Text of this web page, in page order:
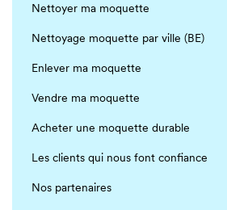
Nettoyer ma moquette
Nettoyage moquette par ville (BE)
Enlever ma moquette
Vendre ma moquette
Acheter une moquette durable
Les clients qui nous font confiance
Nos partenaires